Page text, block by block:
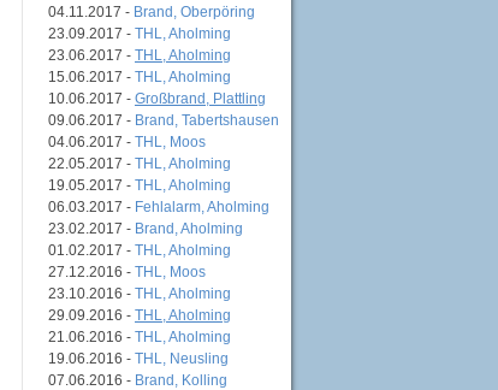
04.11.2017 - Brand, Oberpöring
23.09.2017 - THL, Aholming
23.06.2017 - THL, Aholming
15.06.2017 - THL, Aholming
10.06.2017 - Großbrand, Plattling
09.06.2017 - Brand, Tabertshausen
04.06.2017 - THL, Moos
22.05.2017 - THL, Aholming
19.05.2017 - THL, Aholming
06.03.2017 - Fehlalarm, Aholming
23.02.2017 - Brand, Aholming
01.02.2017 - THL, Aholming
27.12.2016 - THL, Moos
23.10.2016 - THL, Aholming
29.09.2016 - THL, Aholming
21.06.2016 - THL, Aholming
19.06.2016 - THL, Neusling
07.06.2016 - Brand, Kolling